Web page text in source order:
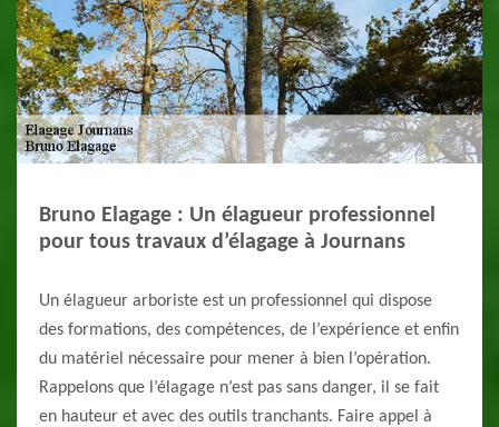
Bruno Elagage : Un élagueur professionnel
pour tous travaux d’élagage à Journans
Un élagueur arboriste est un professionnel qui dispose
des formations, des compétences, de l’expérience et enfin
du matériel nécessaire pour mener à bien l’opération.
Rappelons que l’élagage n’est pas sans danger, il se fait
en hauteur et avec des outils tranchants. Faire appel à